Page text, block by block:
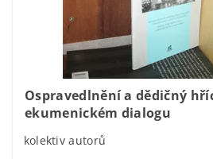
Ospravedlnění a dědičný
ekumenickém dialogu
kolektiv autorů